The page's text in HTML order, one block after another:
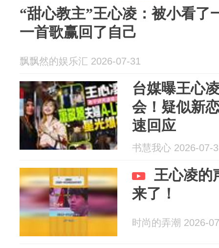
“甜心教主”王心凌：被小看了
一首歌赢回了自己
飘飘然的娱乐汇 2026-07-31
台媒曝王心
会！疑似新
速回应
书慧我心 2026-07-
王心凌的
来了！
时尚的弄潮 2026-